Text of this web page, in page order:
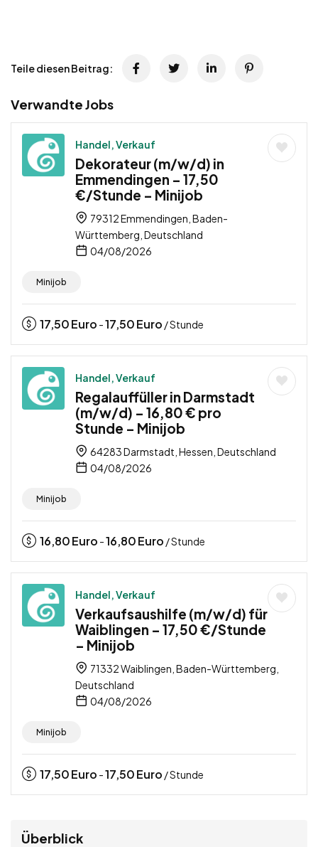
Teile diesen Beitrag:
Verwandte Jobs
Handel, Verkauf
Dekorateur (m/w/d) in
Emmendingen – 17,50
€/Stunde – Minijob
79312 Emmendingen, Baden-
Württemberg, Deutschland
04/08/2026
Minijob
17,50Euro -17,50Euro / Stunde
Handel, Verkauf
Regalauffüller in Darmstadt
(m/w/d) – 16,80 € pro
Stunde – Minijob
64283 Darmstadt, Hessen, Deutschland
04/08/2026
Minijob
16,80Euro -16,80Euro / Stunde
Handel, Verkauf
Verkaufsaushilfe (m/w/d) für
Waiblingen – 17,50 €/Stunde
– Minijob
71332 Waiblingen, Baden-Württemberg,
Deutschland
04/08/2026
Minijob
17,50Euro -17,50Euro / Stunde
Überblick